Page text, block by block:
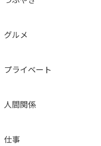
グルメ
プライベート
人間関係
仕事